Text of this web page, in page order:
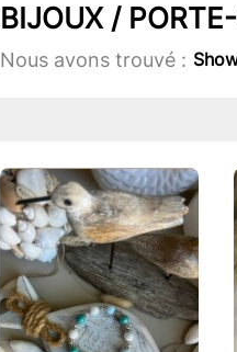
BIJOUX /
Nous avons trouvé :